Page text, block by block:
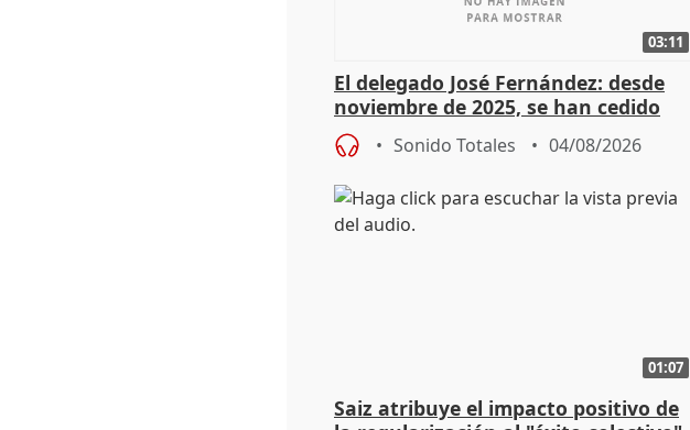
03:11
El delegado José Fernández: desde
noviembre de 2025, se han cedido
9.810 ayudas por nacimiento
Sonido Totales 04/08/2026
01:07
Saiz atribuye el impacto positivo de